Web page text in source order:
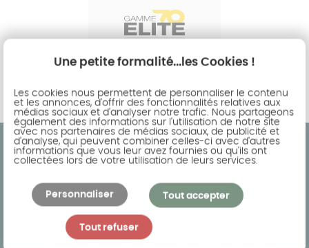
Trouvez l'agence la plus proche de
chez vous
Une petite formalité...les Cookies !
Les cookies nous permettent de personnaliser le contenu
et les annonces, d'offrir des fonctionnalités relatives aux
médias sociaux et d'analyser notre trafic. Nous partageons
également des informations sur l'utilisation de notre site
avec nos partenaires de médias sociaux, de publicité et
d'analyse, qui peuvent combiner celles-ci avec d'autres
informations que vous leur avez fournies ou qu'ils ont
collectées lors de votre utilisation de leurs services.
Tout accepter
Tout refuser
Personnaliser